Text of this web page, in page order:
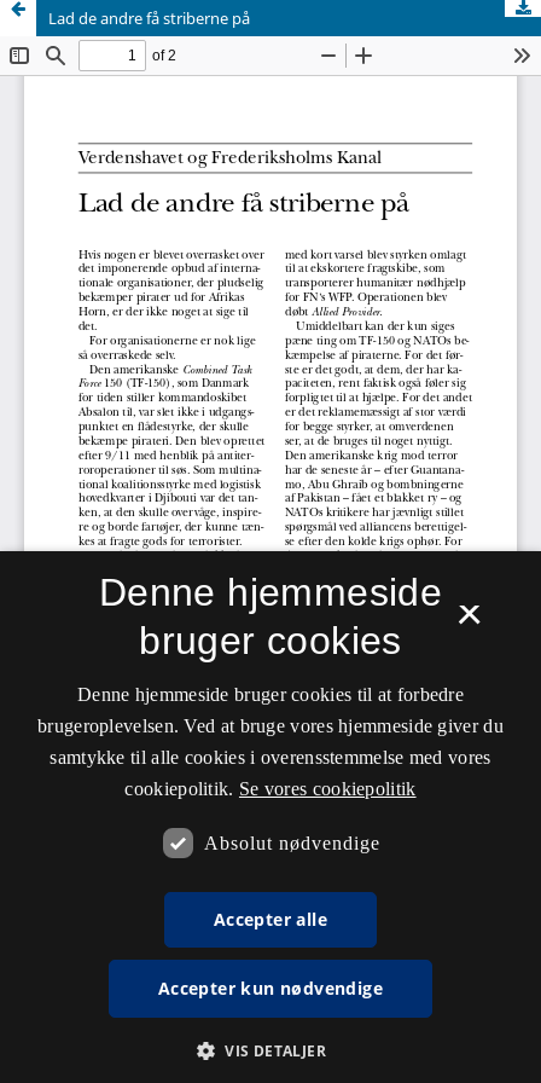
Lad de andre få striberne på
×
Denne hjemmeside
bruger cookies
Denne hjemmeside bruger cookies til at forbedre
brugeroplevelsen. Ved at bruge vores hjemmeside giver du
samtykke til alle cookies i overensstemmelse med vores
cookiepolitik. Se vores cookiepolitik
Absolut nødvendige
Accepter alle
Accepter kun nødvendige
VIS DETALJER